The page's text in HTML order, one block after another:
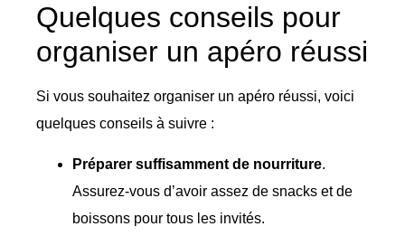
Quelques conseils pour
organiser un apéro réussi
Si vous souhaitez organiser un apéro réussi, voici
quelques conseils à suivre :
Préparer suffisamment de nourriture.
Assurez-vous d’avoir assez de snacks et de
boissons pour tous les invités.